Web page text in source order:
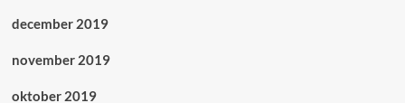
december 2019
november 2019
oktober 2019